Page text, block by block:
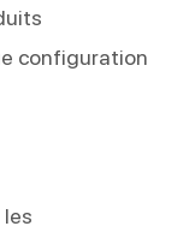
configuration